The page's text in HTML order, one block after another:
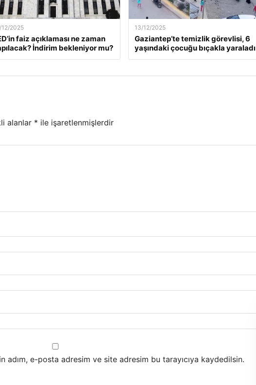
12/2025
faiz açıklaması ne zaman
İndirim bekleniyor mu?
13/12/2025
Gaziantep’te temizlik görevlisi, 6
yaşındaki çocuğu bıçakla yaraladı
alanlar * ile işaretlenmişlerdir
adım, e-posta adresim ve site adresim bu tarayıcıya kaydedilsin.